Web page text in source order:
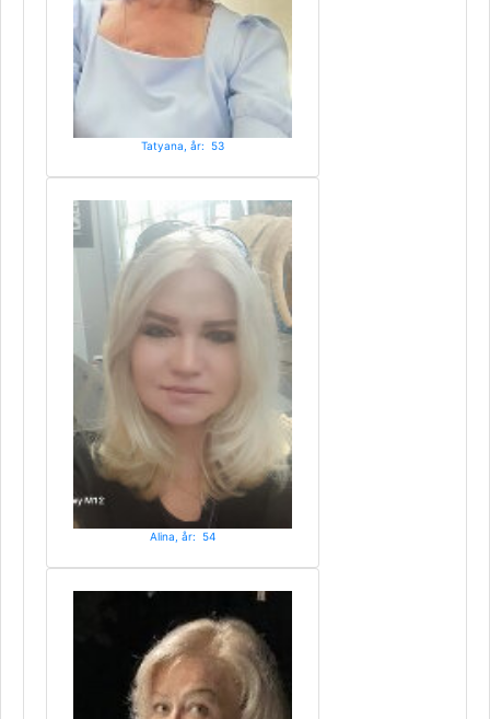
Tatyana, år: 53
Alina, år: 54